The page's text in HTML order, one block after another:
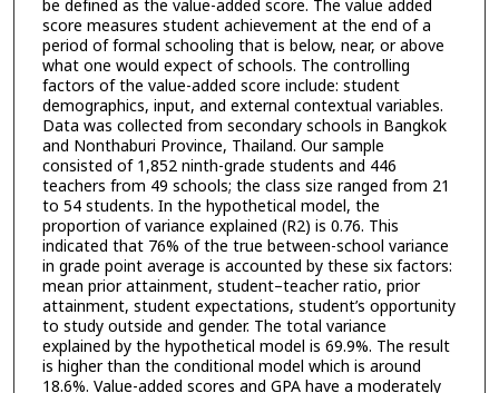
be defined as the value-added score. The value added
score measures student achievement at the end of a
period of formal schooling that is below, near, or above
what one would expect of schools. The controlling
factors of the value-added score include: student
demographics, input, and external contextual variables.
Data was collected from secondary schools in Bangkok
and Nonthaburi Province, Thailand. Our sample
consisted of 1,852 ninth-grade students and 446
teachers from 49 schools; the class size ranged from 21
to 54 students. In the hypothetical model, the
proportion of variance explained (R2) is 0.76. This
indicated that 76% of the true between-school variance
in grade point average is accounted by these six factors:
mean prior attainment, student–teacher ratio, prior
attainment, student expectations, student’s opportunity
to study outside and gender. The total variance
explained by the hypothetical model is 69.9%. The result
is higher than the conditional model which is around
18.6%. Value-added scores and GPA have a moderately